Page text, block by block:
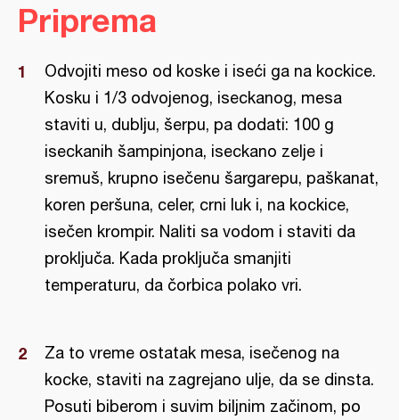
Priprema
Odvojiti meso od koske i iseći ga na kockice.
Kosku i 1/3 odvojenog, iseckanog, mesa
staviti u, dublju, šerpu, pa dodati: 100 g
iseckanih šampinjona, iseckano zelje i
sremuš, krupno isečenu šargarepu, paškanat,
koren peršuna, celer, crni luk i, na kockice,
isečen krompir. Naliti sa vodom i staviti da
proključa. Kada proključa smanjiti
temperaturu, da čorbica polako vri.
Za to vreme ostatak mesa, isečenog na
kocke, staviti na zagrejano ulje, da se dinsta.
Posuti biberom i suvim biljnim začinom, po